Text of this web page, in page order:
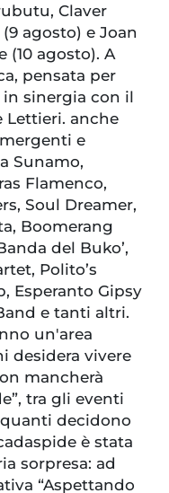
Claver
agosto) e Joan
(10 agosto). A
pensata per
sinergia con il
Lettieri. anche
e
Sunamo,
Flamenco,
Soul Dreamer,
Boomerang
del Buko’,
Polito’s
Esperanto Gipsy
e tanti altri.
un'area
desidera vivere
mancherà
tra gli eventi
decidono
è stata
sorpresa: ad
“Aspettando